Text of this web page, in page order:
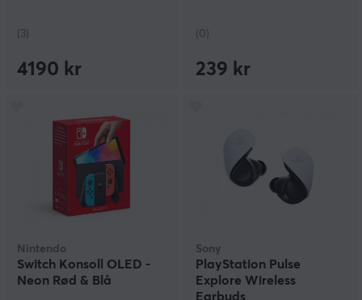
(3)
4190 kr
(0)
239 kr
Nintendo
Switch Konsoll OLED -
Neon Rød & Blå
Sony
PlayStation Pulse
Explore Wireless
Earbuds